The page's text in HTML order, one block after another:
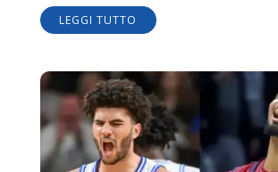
LEGGI TUTTO